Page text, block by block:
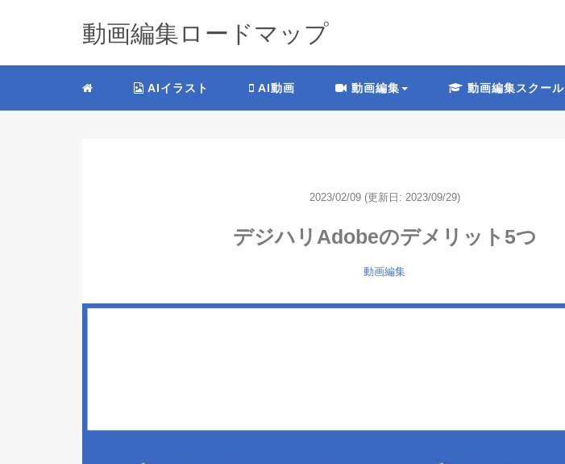
動画編集ロードマップ
AIイラスト AI動画 動画編集 動画編集スクール
2023/02/09 (更新日: 2023/09/29)
デジハリAdobeのデメリット5つ
動画編集